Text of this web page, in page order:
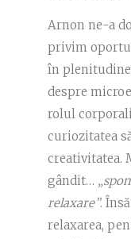
Arnon ne-a
privim
în
despre
rolul
curiozitatea
creativitatea.
gândit…
relaxare”.
relaxarea,